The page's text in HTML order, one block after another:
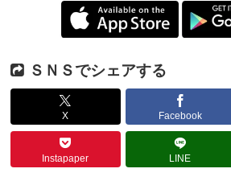
ＳＮＳでシェアする
X Facebook
Instapaper LINE